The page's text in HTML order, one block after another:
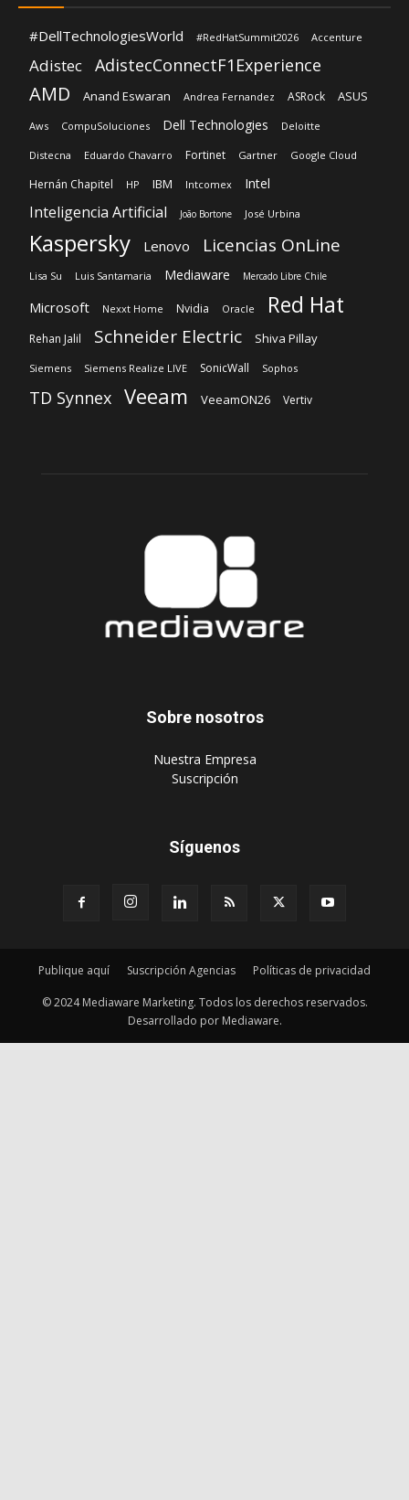
#DellTechnologiesWorld #RedHatSummit2026 Accenture
Adistec AdistecConnectF1Experience
AMD Anand Eswaran Andrea Fernandez ASRock ASUS
Aws CompuSoluciones Dell Technologies Deloitte
Distecna Eduardo Chavarro Fortinet Gartner Google Cloud
Hernán Chapitel HP IBM Intcomex Intel
Inteligencia Artificial João Bortone José Urbina
Kaspersky Lenovo Licencias OnLine
Lisa Su Luis Santamaria Mediaware Mercado Libre Chile
Microsoft Nexxt Home Nvidia Oracle Red Hat
Rehan Jalil Schneider Electric Shiva Pillay
Siemens Siemens Realize LIVE SonicWall Sophos
TD Synnex Veeam VeeamON26 Vertiv
Sobre nosotros
‎Nuestra Empresa
‎Suscripción
Síguenos
Publique aquí Suscripción Agencias Políticas de privacidad
© 2024 Mediaware Marketing. Todos los derechos reservados.
Desarrollado por Mediaware.